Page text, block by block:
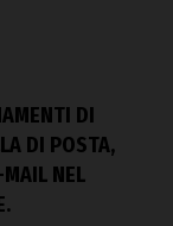
DI
DI POSTA,
NEL